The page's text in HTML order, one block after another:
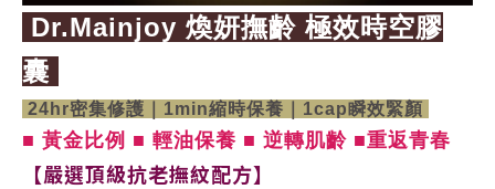
Dr.Mainjoy 煥妍撫齡 極效時空膠
囊
24hr密集修護｜1min縮時保養｜1cap瞬效緊顏
■ 黃金比例 ■ 輕油保養 ■ 逆轉肌齡 ■重返青春
【嚴選頂級抗老撫紋配方】